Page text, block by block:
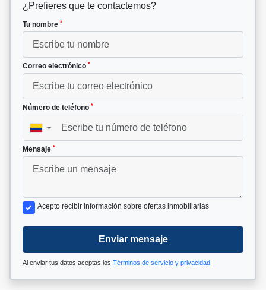
¿Prefieres que te contactemos?
Tu nombre *
Correo electrónico *
Número de teléfono *
▼
Mensaje *
Acepto recibir información sobre ofertas inmobiliarias
Enviar mensaje
Al enviar tus datos aceptas los Términos de servicio y privacidad